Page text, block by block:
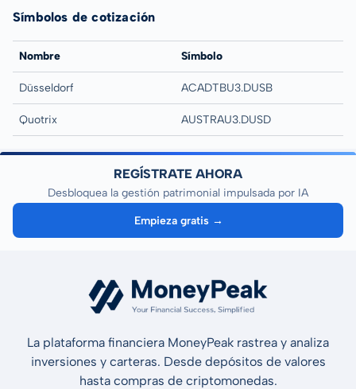
Símbolos de cotización
Nombre Símbolo
Düsseldorf ACADTBU3.DUSB
Quotrix AUSTRAU3.DUSD
REGÍSTRATE AHORA
Desbloquea la gestión patrimonial impulsada por IA
Empieza gratis →
La plataforma financiera MoneyPeak rastrea y analiza
inversiones y carteras. Desde depósitos de valores
hasta compras de criptomonedas.